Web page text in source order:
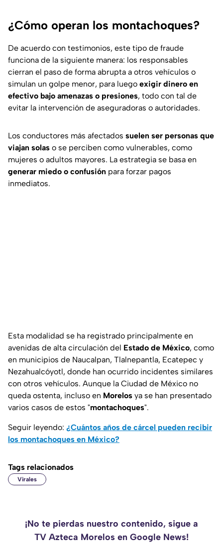
¿Cómo operan los montachoques?
De acuerdo con testimonios, este tipo de fraude
funciona de la siguiente manera: los responsables
cierran el paso de forma abrupta a otros vehículos o
simulan un golpe menor, para luego exigir dinero en
efectivo bajo amenazas o presiones, todo con tal de
evitar la intervención de aseguradoras o autoridades.
Los conductores más afectados suelen ser personas que
viajan solas o se perciben como vulnerables, como
mujeres o adultos mayores. La estrategia se basa en
generar miedo o confusión para forzar pagos
inmediatos.
Esta modalidad se ha registrado principalmente en
avenidas de alta circulación del Estado de México, como
en municipios de Naucalpan, Tlalnepantla, Ecatepec y
Nezahualcóyotl, donde han ocurrido incidentes similares
con otros vehículos. Aunque la Ciudad de México no
queda ostenta, incluso en Morelos ya se han presentado
varios casos de estos "montachoques".
Seguir leyendo: ¿Cuántos años de cárcel pueden recibir
los montachoques en México?
Tags relacionados
Virales
¡No te pierdas nuestro contenido, sigue a
TV Azteca Morelos en Google News!